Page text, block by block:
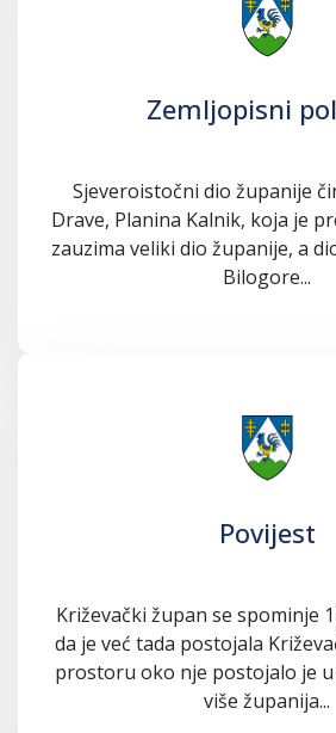
Zemljopisni
Sjeveroistočni dio županije
Drave, Planina Kalnik, koja je
zauzima veliki dio županije, a
Bilogore...
Povijest
Križevački župan se spominje
da je već tada postojala
prostoru oko nje postojalo je
više županija...